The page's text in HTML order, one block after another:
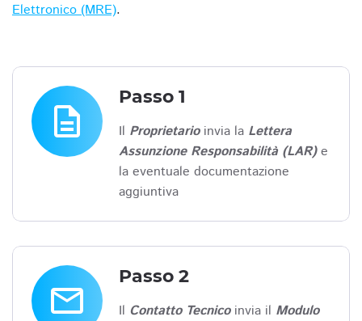
Elettronico (MRE).
description
Passo 1
Il Proprietarioinvia la Lettera
Assunzione Responsabilità (LAR)e
la eventuale documentazione
aggiuntiva
email
Passo 2
Il Contatto Tecnicoinvia il Modulo